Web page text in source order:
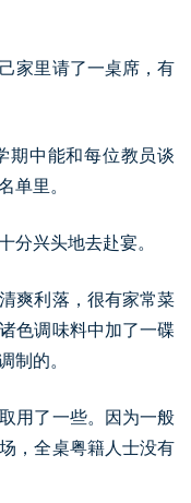
家里请了一桌席，有
期中能和每位教员谈
单里。
分兴头地去赴宴。
爽利落，很有家常菜
色调味料中加了一碟
制的。
用了一些。因为一般
，全桌粤籍人士没有